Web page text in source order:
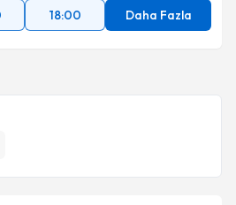
18:00 Daha Fazla